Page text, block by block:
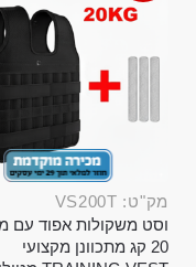
מק"ט: VS200T
וסט משקולות אפוד עם
20 קג מתכוונן מקצועי